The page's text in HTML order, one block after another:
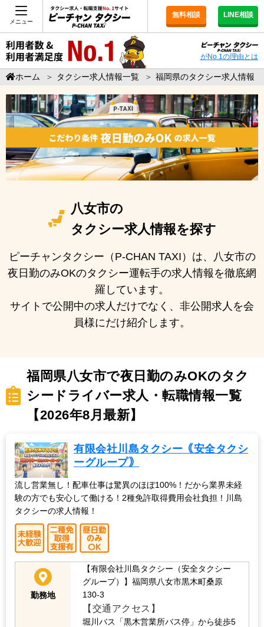
メニュー
無料相談 LINE相談
がNo.1の理由とは
ホーム ＞ タクシー求人情報一覧 ＞ 福岡県のタクシー求人情報
八女市の
タクシー求人情報を探す
ピーチャンタクシー（P-CHAN TAXI）は、八女市の
夜日勤のみOKのタクシー運転手の求人情報を徹底網
羅しています。
サイトで公開中の求人だけでなく、非公開求人を会
員様にだけ紹介します。
福岡県八女市で夜日勤のみOKのタク
シードライバー求人・転職情報一覧
【2026年8月最新】
有限会社川島タクシー｟安全タクシ
ーグループ｠
流し営業無し！配車仕事は驚異のほぼ100%！だから業界未経
験の方でも安心して働ける！2種免許取得費用会社負担！川島
タクシーの求人情報！
勤務地
【有限会社川島タクシー（安全タクシー
グループ）】福岡県八女市黒木町桑原
130-3
【交通アクセス】
堀川バス「黒木営業所バス停」から徒歩5